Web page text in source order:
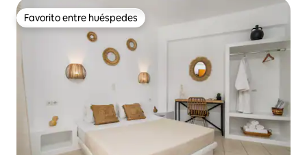
Favorito entre huéspedes
Favorito entre huéspedes